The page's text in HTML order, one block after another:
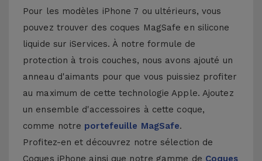
Pour les modèles iPhone 7 ou ultérieurs, vous
pouvez trouver des coques MagSafe en silicone
liquide sur iServices. À notre formule de
protection à trois couches, nous avons ajouté un
anneau d'aimants pour que vous puissiez profiter
au maximum de cette technologie Apple. Ajoutez
un ensemble d'accessoires à cette coque,
comme notre portefeuille MagSafe.
Profitez-en et découvrez notre sélection de
Coques iPhone ainsi que notre gamme de Coques